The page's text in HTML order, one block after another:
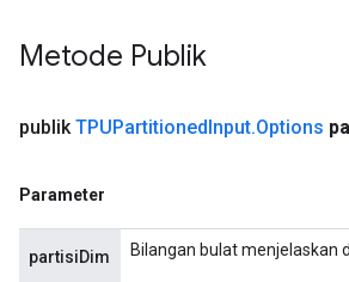
Metode Publik
publikTPUPartitionedInput.Options
Parameter
partisiDim Bilangan bulat menjelaskan